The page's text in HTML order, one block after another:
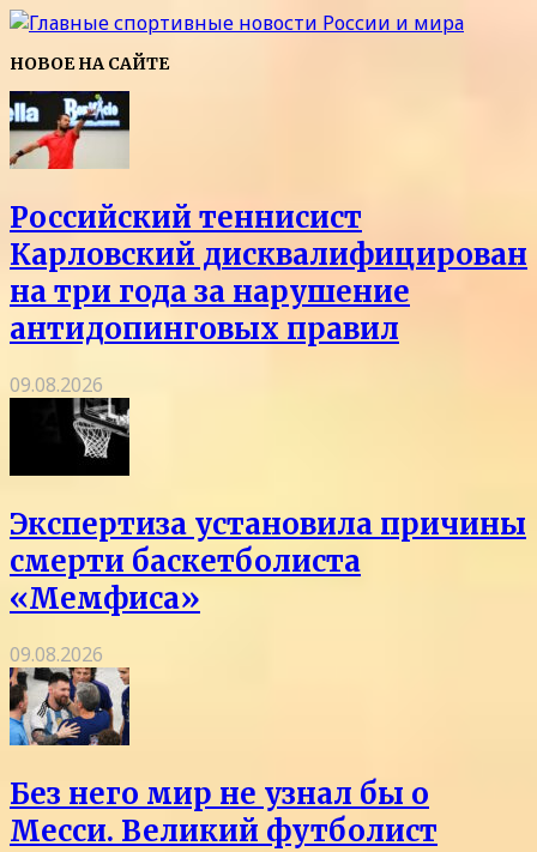
НОВОЕ НА САЙТЕ
Российский теннисист
Карловский дисквалифицирован
на три года за нарушение
антидопинговых правил
09.08.2026
Экспертиза установила причины
смерти баскетболиста
«Мемфиса»
09.08.2026
Без него мир не узнал бы о
Месси. Великий футболист